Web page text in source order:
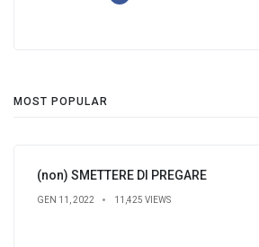
MOST POPULAR
(non) SMETTERE DI PREGARE
GEN 11, 2022 11,425 VIEWS